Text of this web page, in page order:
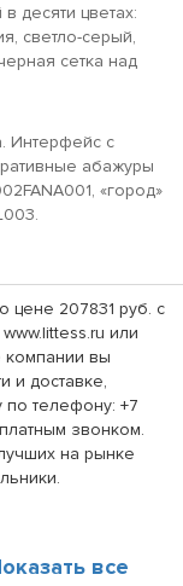
десяти цветах:
светло-серый,
сетка над
Интерфейс с
абажуры
«город»
цене 207831 руб. с
или
компании вы
и доставке,
по телефону: +7
звонком.
на рынке
все